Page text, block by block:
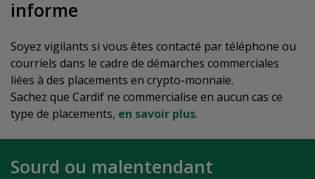
informe
Soyez vigilants si vous êtes contacté par téléphone ou
courriels dans le cadre de démarches commerciales
liées à des placements en crypto-monnaie.
Sachez que Cardif ne commercialise en aucun cas ce
type de placements, en savoir plus.
Sourd ou malentendant